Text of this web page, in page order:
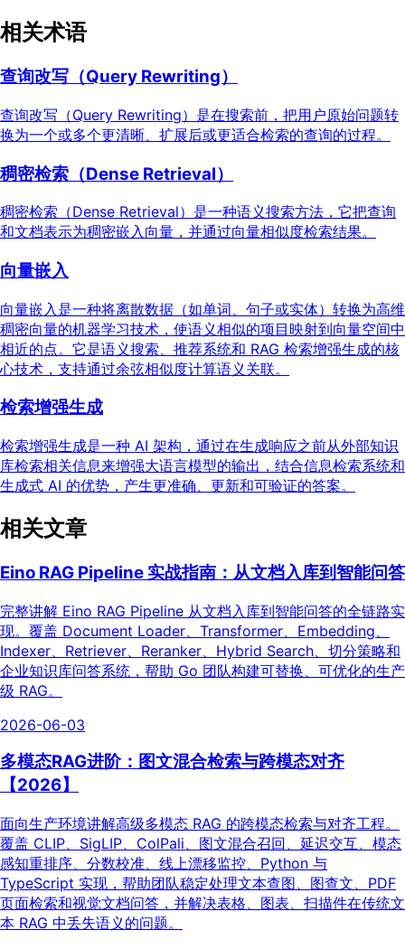
相关术语
查询改写（Query Rewriting）
查询改写（Query Rewriting）是在搜索前，把用户原始问题转
换为一个或多个更清晰、扩展后或更适合检索的查询的过程。
稠密检索（Dense Retrieval）
稠密检索（Dense Retrieval）是一种语义搜索方法，它把查询
和文档表示为稠密嵌入向量，并通过向量相似度检索结果。
向量嵌入
向量嵌入是一种将离散数据（如单词、句子或实体）转换为高维
稠密向量的机器学习技术，使语义相似的项目映射到向量空间中
相近的点。它是语义搜索、推荐系统和 RAG 检索增强生成的核
心技术，支持通过余弦相似度计算语义关联。
检索增强生成
检索增强生成是一种 AI 架构，通过在生成响应之前从外部知识
库检索相关信息来增强大语言模型的输出，结合信息检索系统和
生成式 AI 的优势，产生更准确、更新和可验证的答案。
相关文章
Eino RAG Pipeline 实战指南：从文档入库到智能问答
完整讲解 Eino RAG Pipeline 从文档入库到智能问答的全链路实
现。覆盖 Document Loader、Transformer、Embedding、
Indexer、Retriever、Reranker、Hybrid Search、切分策略和
企业知识库问答系统，帮助 Go 团队构建可替换、可优化的生产
级 RAG。
2026-06-03
多模态RAG进阶：图文混合检索与跨模态对齐
【2026】
面向生产环境讲解高级多模态 RAG 的跨模态检索与对齐工程。
覆盖 CLIP、SigLIP、ColPali、图文混合召回、延迟交互、模态
感知重排序、分数校准、线上漂移监控、Python 与
TypeScript 实现，帮助团队稳定处理文本查图、图查文、PDF
页面检索和视觉文档问答，并解决表格、图表、扫描件在传统文
本 RAG 中丢失语义的问题。